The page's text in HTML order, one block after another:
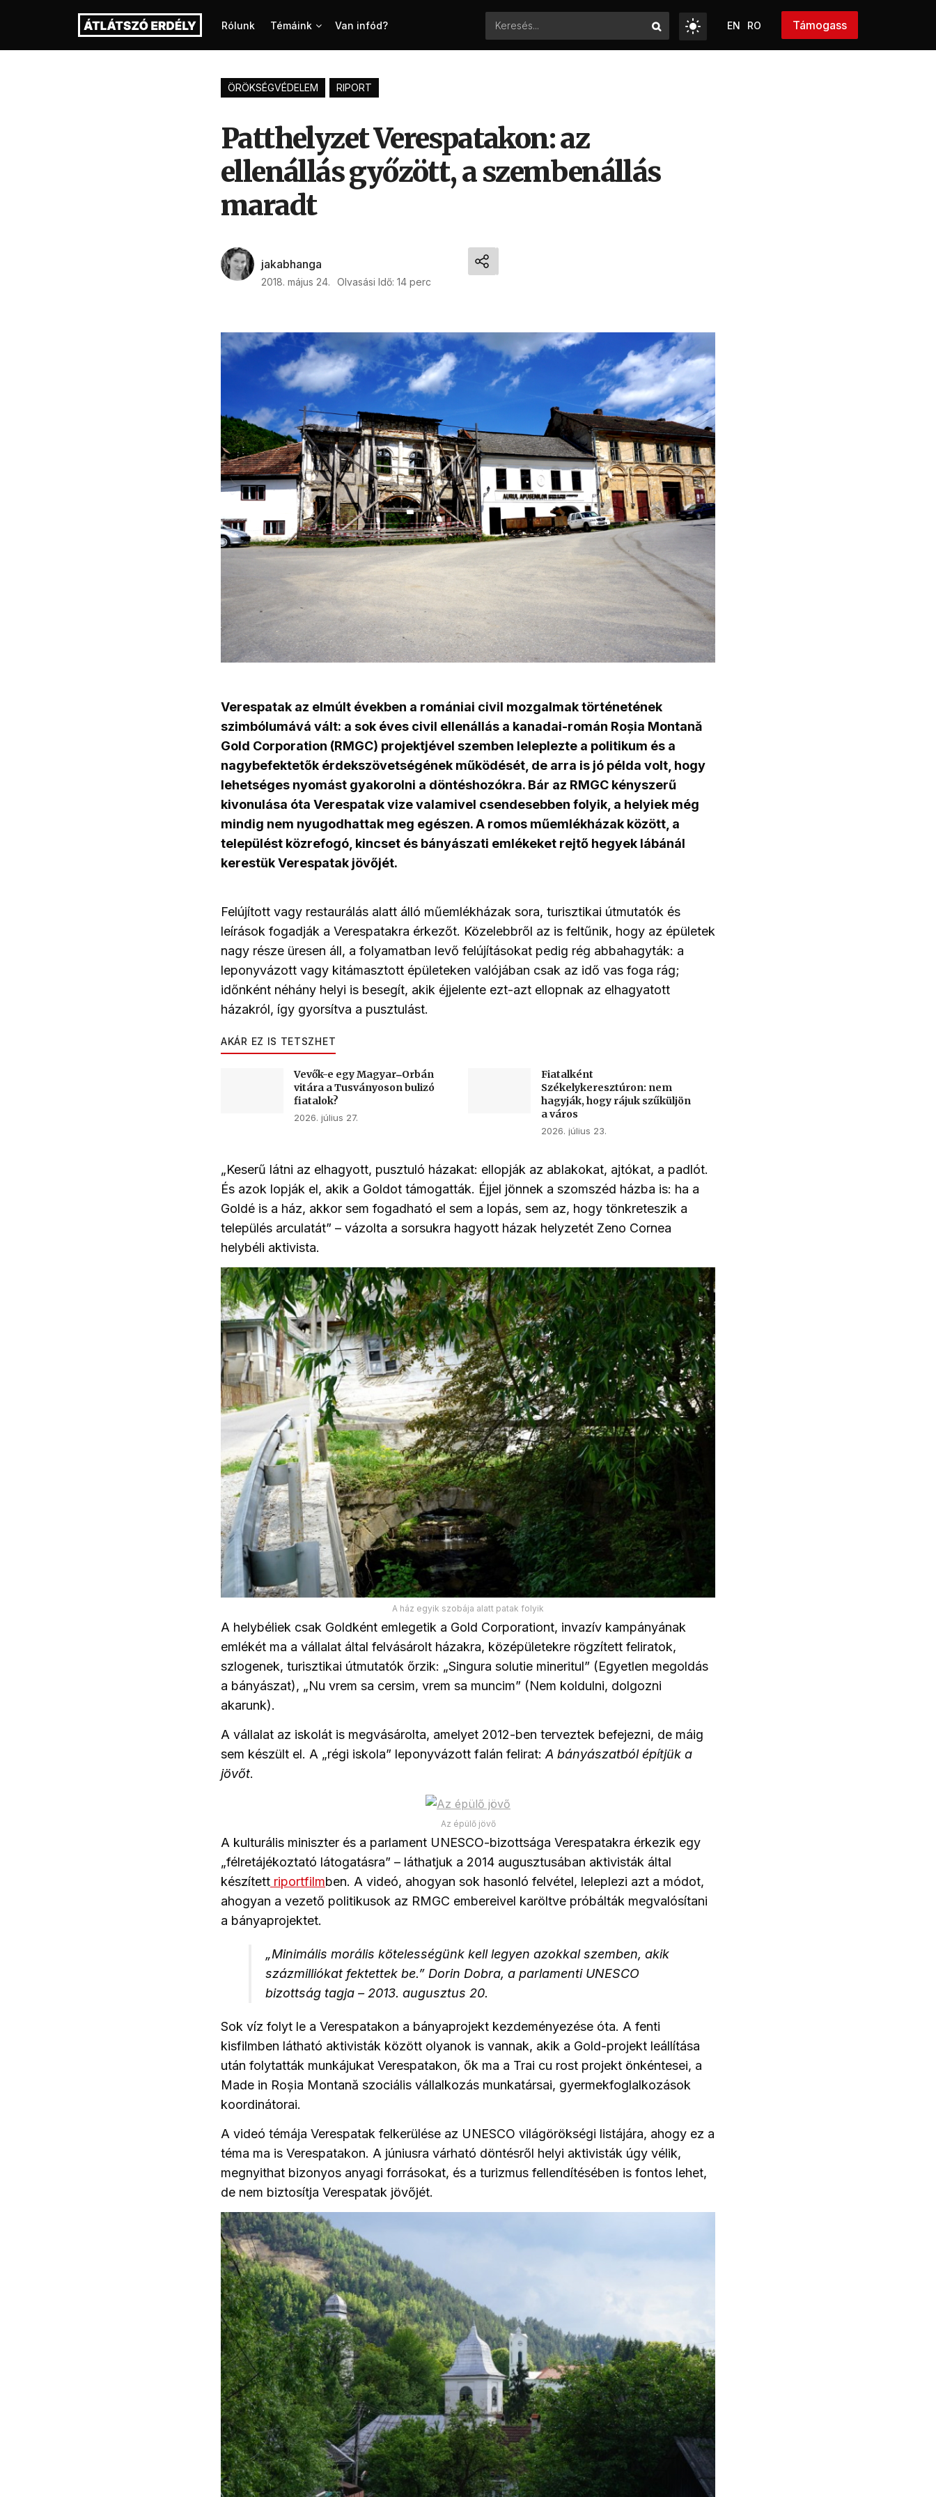
Rólunk Témáink Van infód? EN RO Támogass
ÖRÖKSÉGVÉDELEM RIPORT
Patthelyzet Verespatakon: az
ellenállás győzött, a szembenállás
maradt
jakabhanga
2018. május 24. Olvasási Idő: 14 perc
Verespatak az elmúlt években a romániai civil mozgalmak történetének
szimbólumává vált: a sok éves civil ellenállás a kanadai-román Roșia Montană
Gold Corporation (RMGC) projektjével szemben leleplezte a politikum és a
nagybefektetők érdekszövetségének működését, de arra is jó példa volt, hogy
lehetséges nyomást gyakorolni a döntéshozókra. Bár az RMGC kényszerű
kivonulása óta Verespatak vize valamivel csendesebben folyik, a helyiek még
mindig nem nyugodhattak meg egészen. A romos műemlékházak között, a
települést közrefogó, kincset és bányászati emlékeket rejtő hegyek lábánál
kerestük Verespatak jövőjét.
Felújított vagy restaurálás alatt álló műemlékházak sora, turisztikai útmutatók és
leírások fogadják a Verespatakra érkezőt. Közelebbről az is feltűnik, hogy az épületek
nagy része üresen áll, a folyamatban levő felújításokat pedig rég abbahagyták: a
leponyvázott vagy kitámasztott épületeken valójában csak az idő vas foga rág;
időnként néhány helyi is besegít, akik éjjelente ezt-azt ellopnak az elhagyatott
házakról, így gyorsítva a pusztulást.
AKÁR EZ IS TETSZHET
Vevők-e egy Magyar‒Orbán
vitára a Tusványoson bulizó
fiatalok?
2026. július 27.
Fiatalként
Székelykeresztúron: nem
hagyják, hogy rájuk szűküljön
a város
2026. július 23.
„Keserű látni az elhagyott, pusztuló házakat: ellopják az ablakokat, ajtókat, a padlót.
És azok lopják el, akik a Goldot támogatták. Éjjel jönnek a szomszéd házba is: ha a
Goldé is a ház, akkor sem fogadható el sem a lopás, sem az, hogy tönkreteszik a
település arculatát” – vázolta a sorsukra hagyott házak helyzetét Zeno Cornea
helybéli aktivista.
A ház egyik szobája alatt patak folyik
A helybéliek csak Goldként emlegetik a Gold Corporationt, invazív kampányának
emlékét ma a vállalat által felvásárolt házakra, középületekre rögzített feliratok,
szlogenek, turisztikai útmutatók őrzik: „Singura solutie mineritul” (Egyetlen megoldás
a bányászat), „Nu vrem sa cersim, vrem sa muncim” (Nem koldulni, dolgozni
akarunk).
A vállalat az iskolát is megvásárolta, amelyet 2012-ben terveztek befejezni, de máig
sem készült el. A „régi iskola” leponyvázott falán felirat:A bányászatból építjük a
jövőt.
Az épülő jövő
A kulturális miniszter és a parlament UNESCO-bizottsága Verespatakra érkezik egy
„félretájékoztató látogatásra” – láthatjuk a 2014 augusztusában aktivisták által
készített riportfilmben. A videó, ahogyan sok hasonló felvétel, leleplezi azt a módot,
ahogyan a vezető politikusok az RMGC embereivel karöltve próbálták megvalósítani
a bányaprojektet.
„Minimális morális kötelességünk kell legyen azokkal szemben, akik
százmilliókat fektettek be.” Dorin Dobra, a parlamenti UNESCO
bizottság tagja – 2013. augusztus 20.
Sok víz folyt le a Verespatakon a bányaprojekt kezdeményezése óta. A fenti
kisfilmben látható aktivisták között olyanok is vannak, akik a Gold-projekt leállítása
után folytatták munkájukat Verespatakon, ők ma a Trai cu rost projekt önkéntesei, a
Made in Roșia Montană szociális vállalkozás munkatársai, gyermekfoglalkozások
koordinátorai.
A videó témája Verespatak felkerülése az UNESCO világörökségi listájára, ahogy ez a
téma ma is Verespatakon. A júniusra várható döntésről helyi aktivisták úgy vélik,
megnyithat bizonyos anyagi forrásokat, és a turizmus fellendítésében is fontos lehet,
de nem biztosítja Verespatak jövőjét.